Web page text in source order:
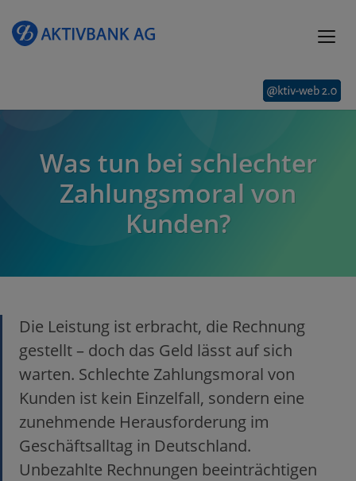
Was tun bei schlechter
Zahlungsmoral von
Kunden?
Die Leistung ist erbracht, die Rechnung
gestellt – doch das Geld lässt auf sich
warten. Schlechte Zahlungsmoral von
Kunden ist kein Einzelfall, sondern eine
zunehmende Herausforderung im
Geschäftsalltag in Deutschland.
Unbezahlte Rechnungen beeinträchtigen